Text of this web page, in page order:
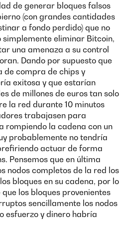
de generar bloques falsos
(con grandes cantidades
a fondo perdido) que no
eliminar Bitcoin,
una amenaza a su control
Dando por supuesto que
de compra de chips y
exitosa y que estarían
de millones de euros tan solo
la red durante 10 minutos
trabajasen para
rompiendo la cadena con un
probablemente no tendría
actuar de forma
Pensemos que en última
nodos completos de la red los
bloques en su cadena, por lo
los bloques provenientes
sencillamente los nodos
esfuerzo y dinero habría